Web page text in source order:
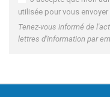
utilisée pour vous
Tenez-vous informé de
lettres d'information par